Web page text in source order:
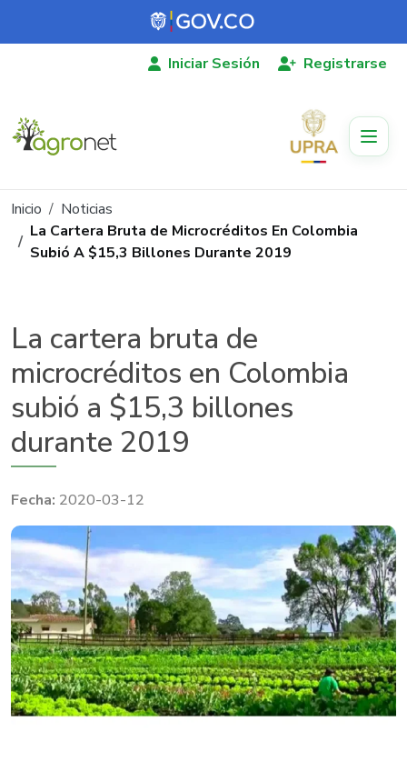
Pasar al contenido principal
Iniciar Sesión Registrarse
Ruta de navegación
Inicio
Noticias
La Cartera Bruta de Microcréditos En Colombia
Subió A $15,3 Billones Durante 2019
La cartera bruta de
microcréditos en Colombia
subió a $15,3 billones
durante 2019
2020-03-12